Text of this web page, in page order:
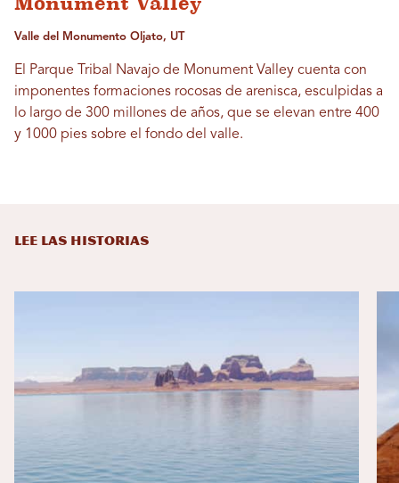
Valle del Monumento Oljato, UT
El Parque Tribal Navajo de Monument Valley cuenta con
imponentes formaciones rocosas de arenisca, esculpidas a
lo largo de 300 millones de años, que se elevan entre 400
y 1000 pies sobre el fondo del valle.
LEE LAS HISTORIAS